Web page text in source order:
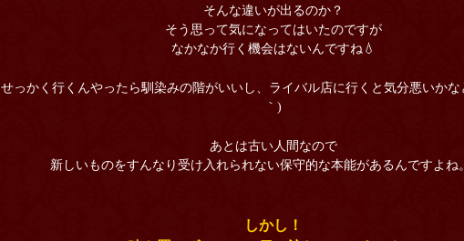
そんな違いが出るのか？
そう思って気になってはいたのですが
なかなか行く機会はないんですね💧
せっかく行くんやったら馴染みの階がいいし、ライバル店に行くと気分悪いかな
｀)
あとは古い人間なので
新しいものをすんなり受け入れられない保守的な本能があるんですよね
しかし！